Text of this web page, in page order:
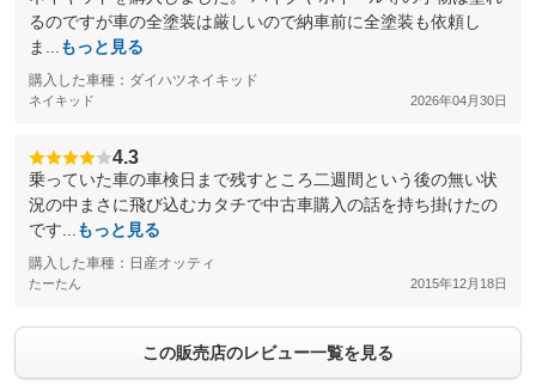
るのですが車の全塗装は厳しいので納車前に全塗装も依頼し
ま...
もっと見る
購入した車種：ダイハツネイキッド
ネイキッド 2026年04月30日
4.3
乗っていた車の車検日まで残すところ二週間という後の無い状
況の中まさに飛び込むカタチで中古車購入の話を持ち掛けたの
です...
もっと見る
購入した車種：日産オッティ
たーたん 2015年12月18日
この販売店のレビュー一覧を見る